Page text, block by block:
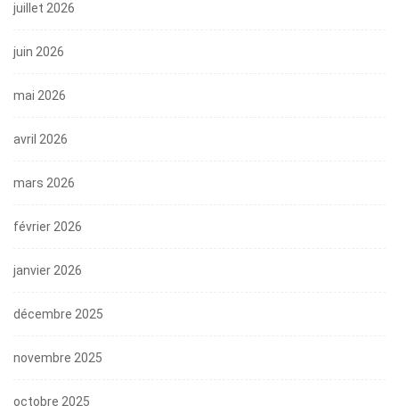
juillet 2026
juin 2026
mai 2026
avril 2026
mars 2026
février 2026
janvier 2026
décembre 2025
novembre 2025
octobre 2025